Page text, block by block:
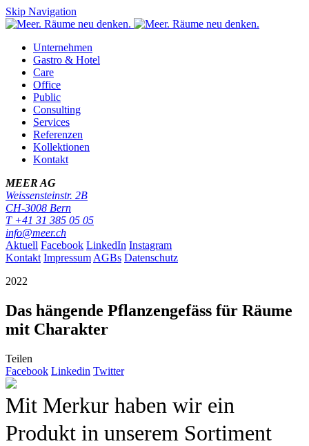
Skip Navigation
Unternehmen
Gastro & Hotel
Care
Office
Public
Consulting
Services
Referenzen
Kollektionen
Kontakt
MEER AG
Weissensteinstr. 2B
CH-3008 Bern
T +41 31 385 05 05
info@meer.ch
Aktuell Facebook LinkedIn Instagram
Kontakt Impressum AGBs Datenschutz
2022
Das hängende Pflanzengefäss für Räume
mit Charakter
Teilen
Facebook Linkedin Twitter
Mit Merkur haben wir ein
Produkt in unserem Sortiment